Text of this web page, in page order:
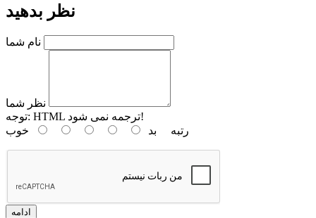
نظر بدهید
نام شما
نظر شما
توجه:
HTML ترجمه نمی شود!
رتبه بد خوب
ادامه